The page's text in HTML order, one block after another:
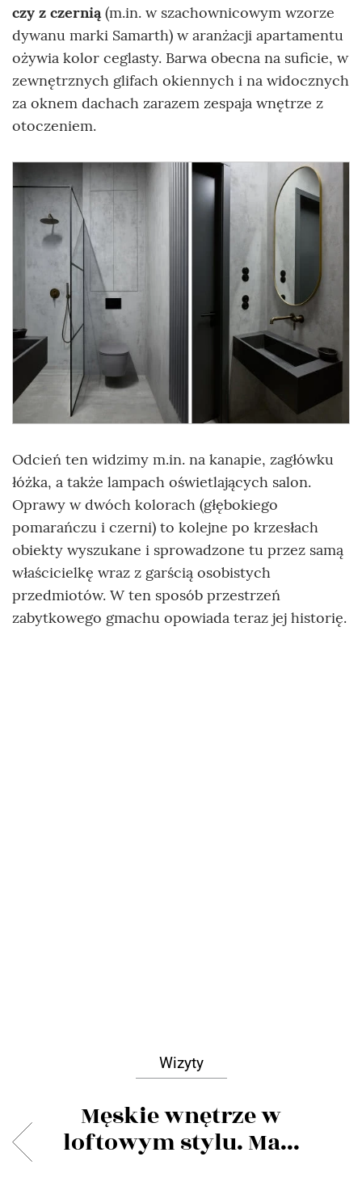
czy z czernią(m.in. w szachownicowym wzorze
dywanu marki Samarth) w aranżacji apartamentu
ożywia kolor ceglasty. Barwa obecna na suficie, w
zewnętrznych glifach okiennych i na widocznych
za oknem dachach zarazem zespaja wnętrze z
otoczeniem.
Odcień ten widzimy m.in. na kanapie, zagłówku
łóżka, a także lampach oświetlających salon.
Oprawy w dwóch kolorach (głębokiego
pomarańczu i czerni) to kolejne po krzesłach
obiekty wyszukane i sprowadzone tu przez samą
właścicielkę wraz z garścią osobistych
przedmiotów. W ten sposób przestrzeń
zabytkowego gmachu opowiada teraz jej historię.
Wizyty
Męskie wnętrze w
loftowym stylu. Ma...